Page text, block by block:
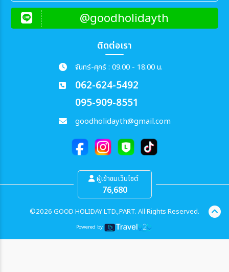
@goodholidayth
ติดต่อเรา
จันทร์-ศุกร์ : 09.00 - 18.00 น.
062-624-5492
095-909-8551
goodholidayth@gmail.com
ผู้เข้าชมเว็บไซต์
76,680
©2026 GOOD HOLIDAY LTD.,PART. All Rights Reserved.
Powered by